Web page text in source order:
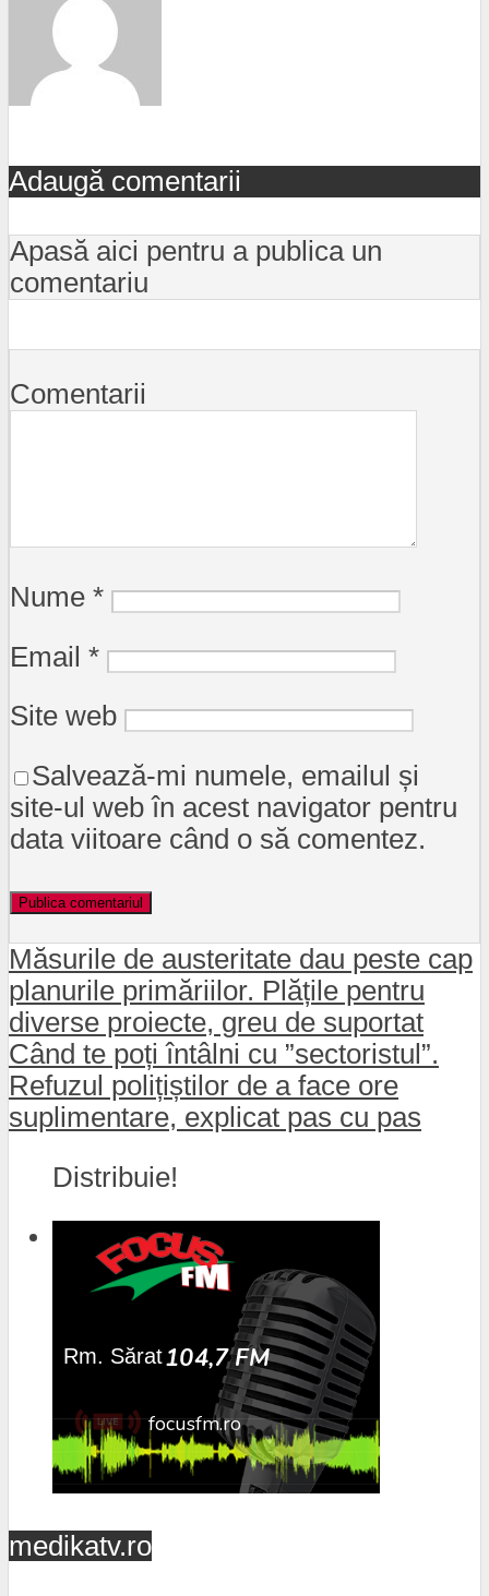
Adaugă comentarii
Apasă aici pentru a publica un
comentariu
Comentarii
Nume *
Email *
Site web
Salvează-mi numele, emailul și
site-ul web în acest navigator pentru
data viitoare când o să comentez.
Măsurile de austeritate dau peste cap
planurile primăriilor. Plățile pentru
diverse proiecte, greu de suportat
Când te poți întâlni cu ”sectoristul”.
Refuzul polițiștilor de a face ore
suplimentare, explicat pas cu pas
Distribuie!
medikatv.ro